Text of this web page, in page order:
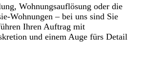
Wohnungsauflösung oder die
Wohnungen – bei uns sind Sie
Ihren Auftrag mit
und einem Auge fürs Detail